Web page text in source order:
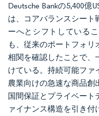
Deutsche Bankの5,400億
は、コアバランスシート
ーへとシフトしている
も、従来のポートフォ
相関を確認したことで、
けている。持続可能ファ
農業向けの急速な商品創
国間保証とプライベート
ァイナンス構造を引き